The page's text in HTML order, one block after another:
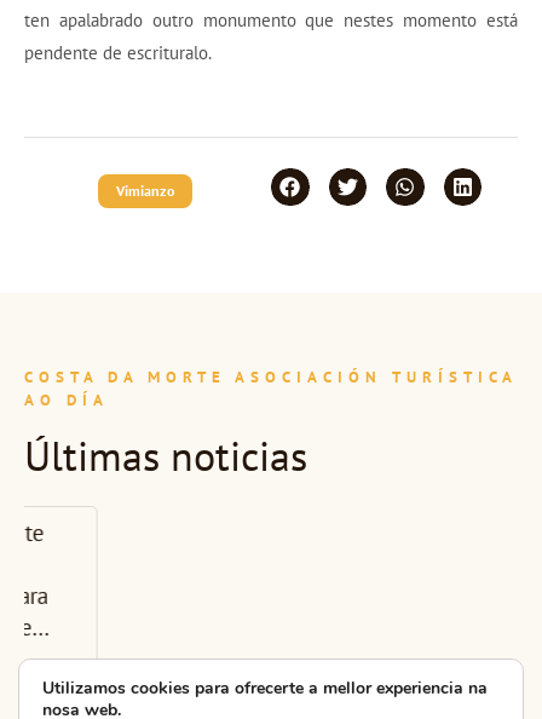
ten apalabrado outro monumento que nestes momento está
pendente de escrituralo.
Vimianzo
COSTA DA MORTE ASOCIACIÓN TURÍSTICA
AO DÍA
Últimas noticias
didáctica da...
Utilizamos cookies para ofrecerte a mellor experiencia na
nosa web.